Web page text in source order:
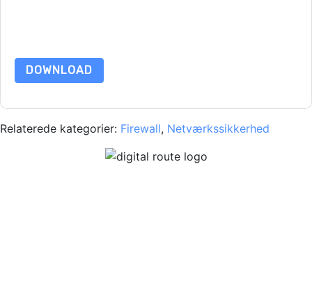
DOWNLOAD
Relaterede kategorier: Firewall, Netværkssikkerhed